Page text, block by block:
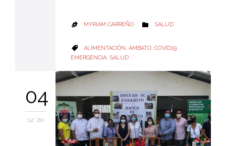
 MYRIAM CARREÑO  CATEGORY
SALUD
 CATEGORY
ALIMENTACIÓN AMBATO COVID19
EMERGENCIA, SALUD
04
12 '20